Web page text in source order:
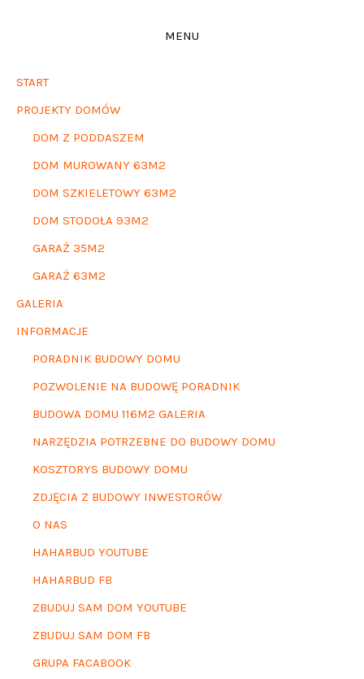
MENU
START
PROJEKTY DOMÓW
DOM Z PODDASZEM
DOM MUROWANY 63M2
DOM SZKIELETOWY 63M2
DOM STODOŁA 93M2
GARAŻ 35M2
GARAŻ 63M2
GALERIA
INFORMACJE
PORADNIK BUDOWY DOMU
POZWOLENIE NA BUDOWĘ PORADNIK
BUDOWA DOMU 116M2 GALERIA
NARZĘDZIA POTRZEBNE DO BUDOWY DOMU
KOSZTORYS BUDOWY DOMU
ZDJĘCIA Z BUDOWY INWESTORÓW
O NAS
HAHARBUD YOUTUBE
HAHARBUD FB
ZBUDUJ SAM DOM YOUTUBE
ZBUDUJ SAM DOM FB
GRUPA FACABOOK